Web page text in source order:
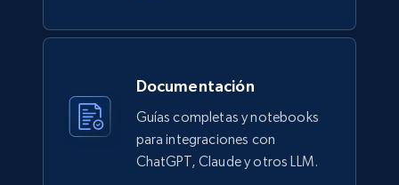
display name, Seller email, Seller phone, Seller
about us, and more.
eCommerce
88+ Buy Now
Documentación
Guías completas y notebooks
para integraciones con
ChatGPT, Claude y otros LLM.